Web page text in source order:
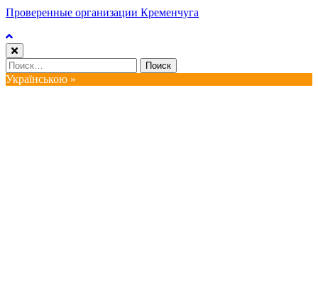
Проверенные организации Кременчуга
Найти:
Українською »